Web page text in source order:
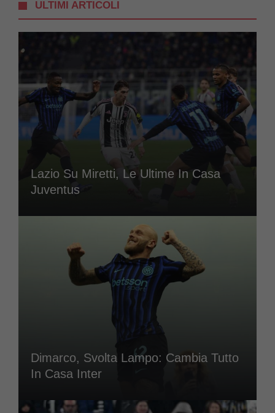
ULTIMI ARTICOLI
Lazio Su Miretti, Le Ultime In Casa
Juventus
Dimarco, Svolta Lampo: Cambia Tutto
In Casa Inter